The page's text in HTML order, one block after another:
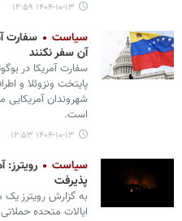
۱۴۰۴-۱۰-۱۳ ۱۲:۵۹
سیاست
سفارت
آن سفر نکنند
سفارت آمریکا در
پایتخت ونزوئلا و
شهروندان آمریکایی
است.
۱۴۰۴-۱۰-۱۳ ۱۲:۵۳
سیاست
رویترز:
پذیرفت
به گزارش رویترز یک
ایالات متحده